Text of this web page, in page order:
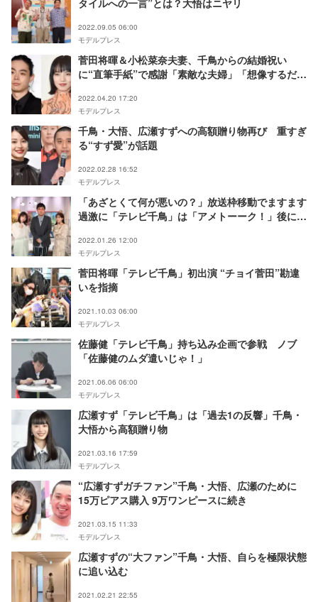
タイルへの一言”とは？大悟はニヤリ
2022.09.05 06:00
モデルプレス
菅田将暉＆小松菜奈夫妻、千鳥からの結婚祝い
に“直筆手紙”で感謝「素敵な夫婦」「想像するだけ
2022.04.20 17:20
モデルプレス
千鳥・大悟、広瀬すずへの高額贈り物再び 重すぎ
る“すず愛”が話題
2022.02.28 16:52
モデルプレス
「あざとくて何が悪いの？」放送枠移動でますます
過激に「テレビ千鳥」は「アメトーーク！」後に放
2022.01.26 12:00
モデルプレス
菅田将暉「テレビ千鳥」初出演 “チョイ菅田”勘違
いを指摘
2021.10.03 06:00
モデルプレス
佐藤健「テレビ千鳥」持ち込み企画で参戦 ノブ
「佐藤健のムダ遣いじゃ！」
2021.06.06 06:00
モデルプレス
広瀬すず「テレビ千鳥」は「過去1の反響」千鳥・
大悟から高額贈り物
2021.03.16 17:59
モデルプレス
“広瀬すずガチファン”千鳥・大悟、広瀬のために
15万ピアス購入 9万ワンピースに続き
2021.03.15 11:33
モデルプレス
広瀬すずの“大ファン”千鳥・大悟、自らを極限状態
に追い込む
2021.02.21 22:55